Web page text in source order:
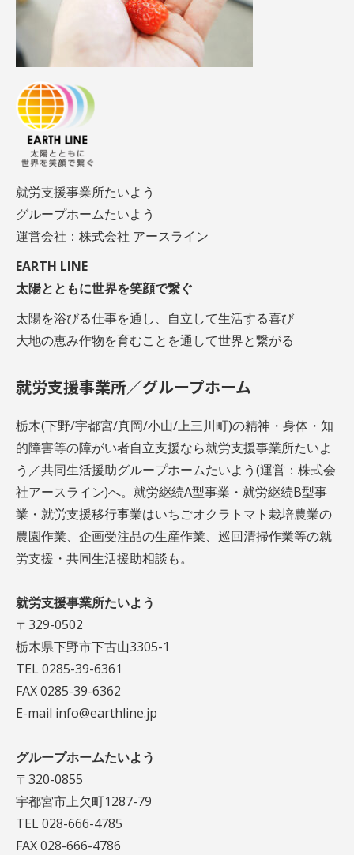
就労支援事業所たいよう
グループホームたいよう
運営会社：株式会社 アースライン
EARTH LINE
太陽とともに世界を笑顔で繋ぐ
太陽を浴びる仕事を通し、自立して生活する喜び
大地の恵み作物を育むことを通して世界と繋がる
就労支援事業所／グループホーム
栃木(下野/宇都宮/真岡/小山/上三川町)の精神・身体・知
的障害等の障がい者自立支援なら就労支援事業所たいよ
う／共同生活援助グループホームたいよう(運営：株式会
社アースライン)へ。就労継続A型事業・就労継続B型事
業・就労支援移行事業はいちごオクラトマト栽培農業の
農園作業、企画受注品の生産作業、巡回清掃作業等の就
労支援・共同生活援助相談も。
就労支援事業所たいよう
〒329-0502
栃木県下野市下古山3305-1
TEL 0285-39-6361
FAX 0285-39-6362
E-mail info@earthline.jp
グループホームたいよう
〒320-0855
宇都宮市上欠町1287-79
TEL 028-666-4785
FAX 028-666-4786